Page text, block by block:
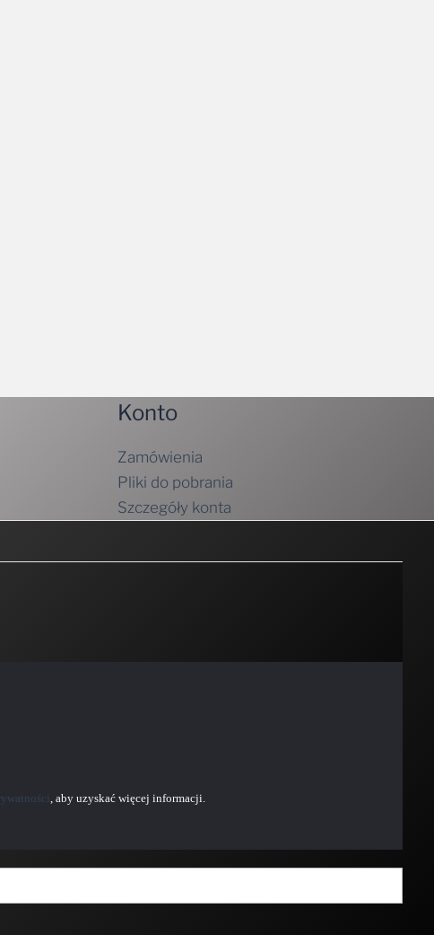
Konto
Zamówienia
Pliki do pobrania
Szczegóły konta
, aby uzyskać więcej informacji.